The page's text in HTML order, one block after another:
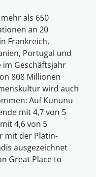
als 650
an 20
Frankreich,
Portugal und
im Geschäftsjahr
808 Millionen
wird auch
Auf Kununu
mit 4,7 von 5
4,6 von 5
mit der Platin-
ausgezeichnet
Great Place to